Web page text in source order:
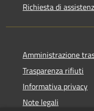
Richiesta di
Amministrazione
Trasparenza rifiuti
Informativa privacy
Note legali